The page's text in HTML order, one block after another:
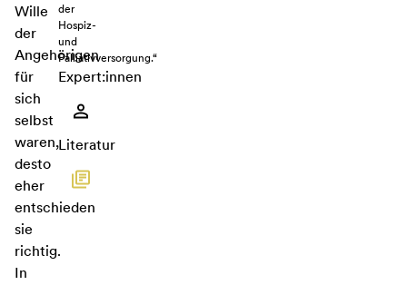
Wille
der
Angehörigen
für
sich
selbst
waren,
desto
eher
entschieden
sie
richtig.
In
der
Hospiz-
und
Palliativversorgung.“
Expert:innen
Literatur